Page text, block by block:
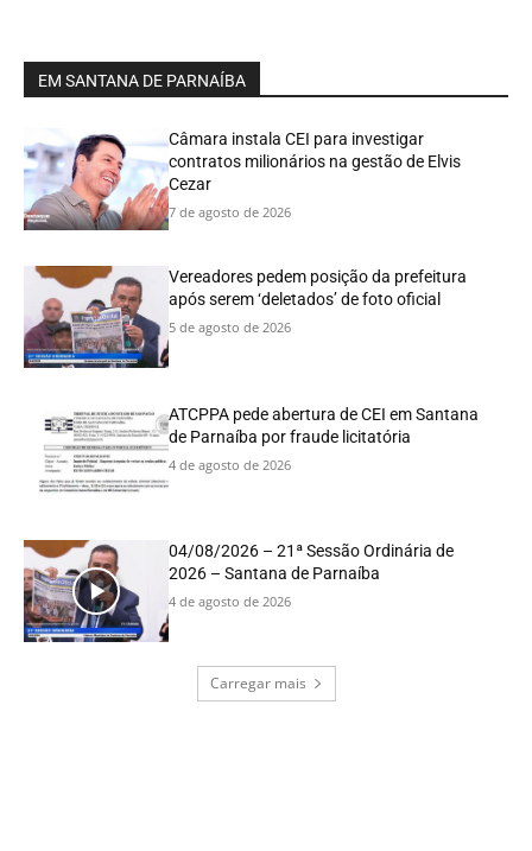
EM SANTANA DE PARNAÍBA
Câmara instala CEI para investigar
contratos milionários na gestão de Elvis
Cezar
7 de agosto de 2026
Vereadores pedem posição da prefeitura
após serem ‘deletados’ de foto oficial
5 de agosto de 2026
ATCPPA pede abertura de CEI em Santana
de Parnaíba por fraude licitatória
4 de agosto de 2026
04/08/2026 – 21ª Sessão Ordinária de
2026 – Santana de Parnaíba
4 de agosto de 2026
Carregar mais